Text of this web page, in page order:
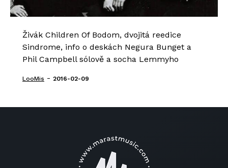
Živák Children Of Bodom, dvojitá reedice
Sindrome, info o deskách Negura Bunget a
Phil Campbell sólově a socha Lemmyho
LooMis - 2016-02-09